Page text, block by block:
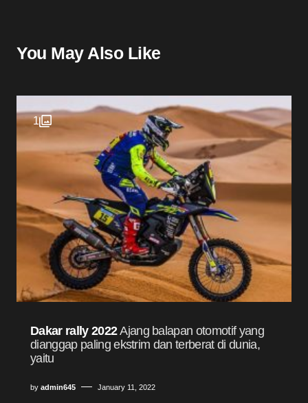
You May Also Like
1
Dakar rally 2022 Ajang balapan otomotif yang
dianggap paling ekstrim dan terberat di dunia,
yaitu
by admin645 January 11, 2022